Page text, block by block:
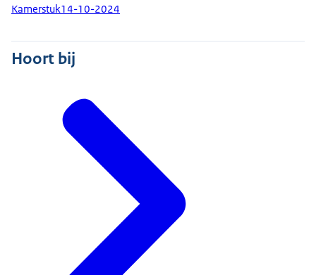
Kamerstuk14-10-2024
Hoort bij